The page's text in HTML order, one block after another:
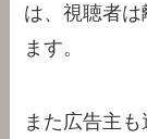
は、視聴者
ます。
また広告主